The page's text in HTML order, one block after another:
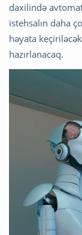
daxilində
istehsalın daha
həyata
hazırlanacaq.